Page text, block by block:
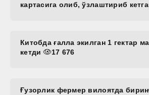
картасига олиб, ўзлаштириб
Китобда ғалла экилган 1 гектар
кетди
17 676
Ғузорлик фермер вилоятда